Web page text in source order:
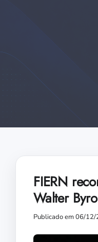
FIERN
Walter
Publicado em 06/